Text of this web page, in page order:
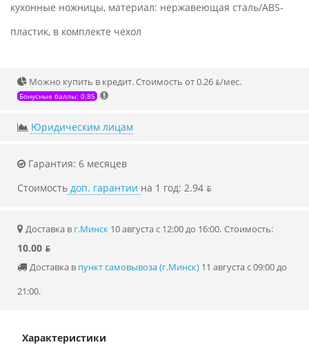
кухонные ножницы, материал: нержавеющая сталь/ABS-
пластик, в комплекте чехол
Можно купить в кредит. Стоимость от 0.26 ƃ/мec.
Бонусные баллы: 0.85
Юридическим лицам
Гарантия: 6 месяцев
Стоимость доп. гарантии на 1 год: 2.94 ƃ
Доставка в г.Минск 10 августа с 12:00 до 16:00. Стоимость:
10.00 ƃ
Доставка в пункт самовывоза (г.Минск) 11 августа с 09:00 до
21:00.
Характеристики